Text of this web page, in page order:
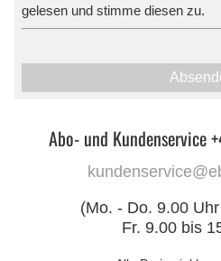
gelesen und stimme diesen zu.
Abo- und Kundenservice
(Mo. - Do. 9.00
Fr. 9.00 bis